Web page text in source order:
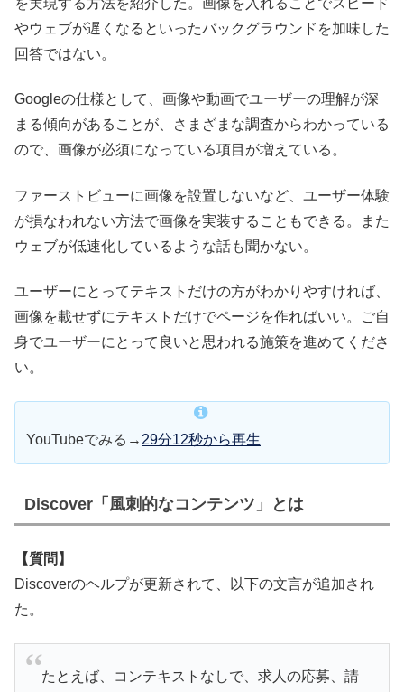
を実現する方法を紹介した。画像を入れることでスピード
やウェブが遅くなるといったバックグラウンドを加味した
回答ではない。
Googleの仕様として、画像や動画でユーザーの理解が深
まる傾向があることが、さまざまな調査からわかっている
ので、画像が必須になっている項目が増えている。
ファーストビューに画像を設置しないなど、ユーザー体験
が損なわれない方法で画像を実装することもできる。また
ウェブが低速化しているような話も聞かない。
ユーザーにとってテキストだけの方がわかりやすければ、
画像を載せずにテキストだけでページを作ればいい。ご自
身でユーザーにとって良いと思われる施策を進めてくださ
い。
YouTubeでみる→ 29分12秒から再生
Discover「風刺的なコンテンツ」とは
【質問】
Discoverのヘルプが更新されて、以下の文言が追加され
た。
たとえば、コンテキストなしで、求人の応募、請